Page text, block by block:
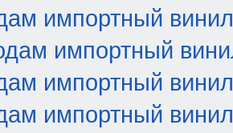
импортный винил
импортный
импортный винил
импортный винил